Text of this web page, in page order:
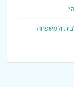
ולמשפחה